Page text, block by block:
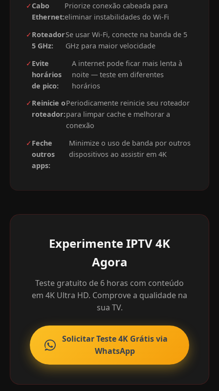
✓Cabo
Ethernet:
Priorize conexão cabeada para
eliminar instabilidades do Wi-Fi
✓Roteador
5 GHz:
Se usar Wi-Fi, conecte na banda de 5
GHz para maior velocidade
✓Evite
horários
de pico:
A internet pode ficar mais lenta à
noite — teste em diferentes
horários
✓Reinicie o
roteador:
Periodicamente reinicie seu roteador
para limpar cache e melhorar a
conexão
✓Feche
outros
apps:
Minimize o uso de banda por outros
dispositivos ao assistir em 4K
Experimente IPTV 4K
Agora
Teste gratuito de 6 horas com conteúdo
em 4K Ultra HD. Comprove a qualidade na
sua TV.
Solicitar Teste 4K Grátis via
WhatsApp